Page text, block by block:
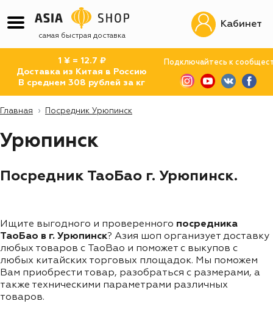
самая быстрая доставка
1 ¥ = 12.7 ₽
Доставка из Китая в Россию
В среднем 308 рублей за кг
Подключайтесь к
Кабинет
Главная Посредник Урюпинск
Урюпинск
Посредник ТаоБао г. Урюпинск.
Ищите выгодного и проверенного посредника
ТаоБао в г. Урюпинск? Азия шоп организует доставку
любых товаров с TaoBao и поможет с выкупов с
любых китайских торговых площадок. Мы поможем
Вам приобрести товар, разобраться с размерами, а
также техническими параметрами различных
товаров.